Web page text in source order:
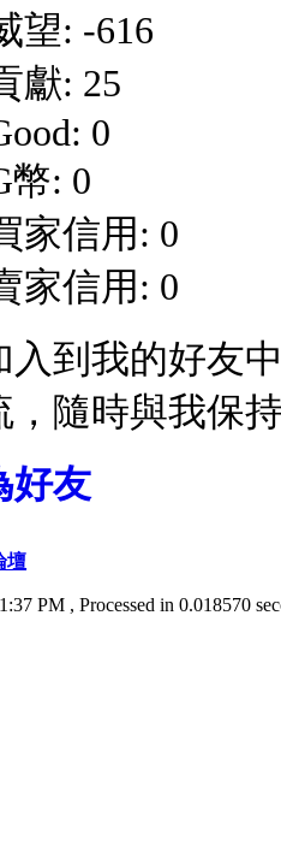
望: -616
獻: 25
0
幣: 0
家信用: 0
家信用: 0
入到我的好友
，隨時與我保
好友
壇
PM , Processed in 0.018570